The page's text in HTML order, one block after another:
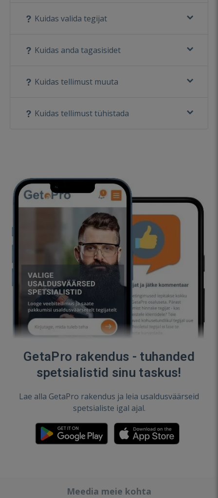
Kuidas valida tegijat
Kuidas anda tagasisidet
Kuidas tellimust muuta
Kuidas tellimust tühistada
GetaPro rakendus - tuhanded
spetsialistid sinu taskus!
Lae alla GetaPro rakendus ja leia usaldusväärseid
spetsialiste igal ajal.
Meedia meie kohta